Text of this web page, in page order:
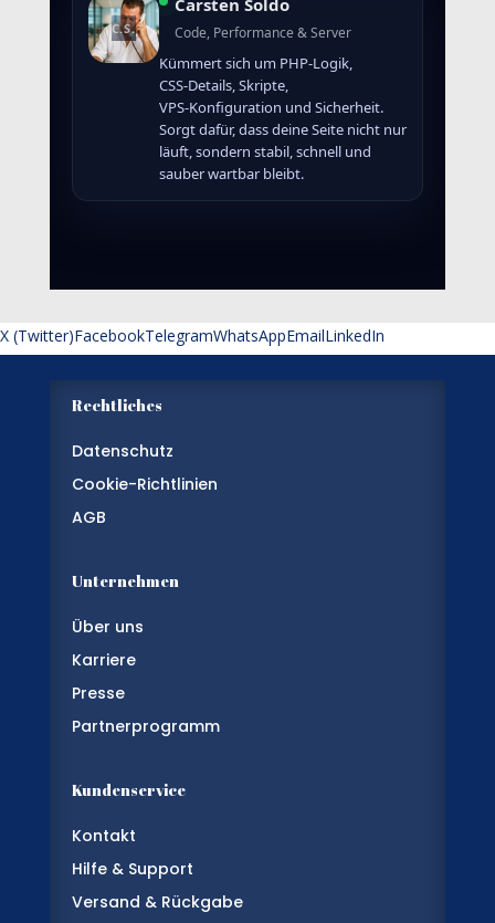
Carsten Soldo
Code, Performance & Server
Kümmert sich um PHP‑Logik,
CSS‑Details, Skripte,
VPS‑Konfiguration und Sicherheit.
Sorgt dafür, dass deine Seite nicht nur
läuft, sondern stabil, schnell und
sauber wartbar bleibt.
X (Twitter)FacebookTelegramWhatsAppEmailLinkedIn
Rechtliches
Datenschutz
Cookie-Richtlinien
AGB
Unternehmen
Über uns
Karriere
Presse
Partnerprogramm
Kundenservice
Kontakt
Hilfe & Support
Versand & Rückgabe